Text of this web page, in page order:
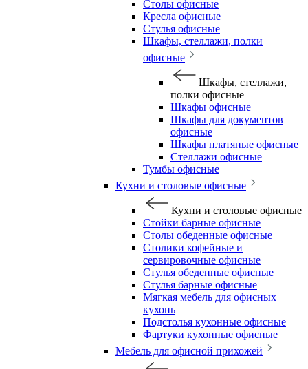
Столы офисные
Кресла офисные
Стулья офисные
Шкафы, стеллажи, полки
офисные
Шкафы, стеллажи,
полки офисные
Шкафы офисные
Шкафы для документов
офисные
Шкафы платяные офисные
Стеллажи офисные
Тумбы офисные
Кухни и столовые офисные
Кухни и столовые офисные
Стойки барные офисные
Столы обеденные офисные
Столики кофейные и
сервировочные офисные
Стулья обеденные офисные
Стулья барные офисные
Мягкая мебель для офисных
кухонь
Подстолья кухонные офисные
Фартуки кухонные офисные
Мебель для офисной прихожей